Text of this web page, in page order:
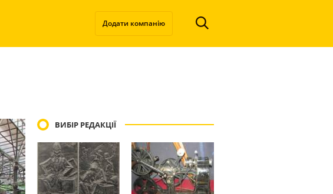
Додати компанію
ВИБІР РЕДАКЦІЇ